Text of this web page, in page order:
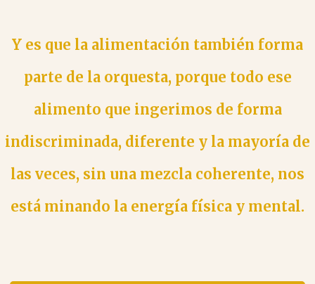
Y es que la alimentación también forma
parte de la orquesta, porque todo ese
alimento que ingerimos de forma
indiscriminada, diferente y la mayoría de
las veces, sin una mezcla coherente, nos
está minando la energía física y mental.